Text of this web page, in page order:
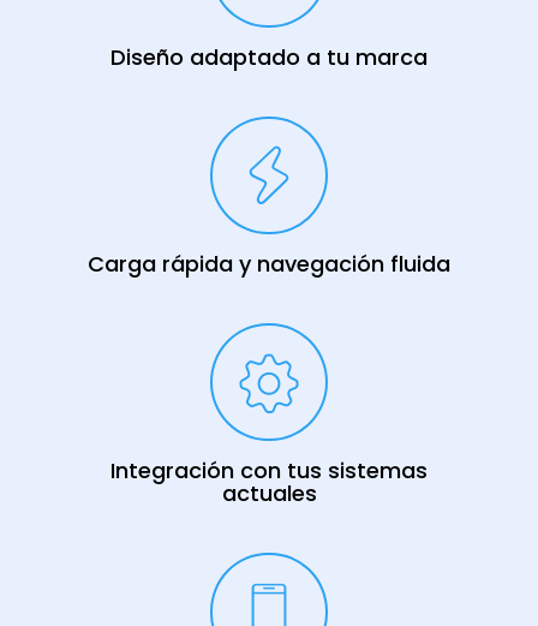
Diseño adaptado a tu marca
Carga rápida y navegación fluida
Integración con tus sistemas
actuales